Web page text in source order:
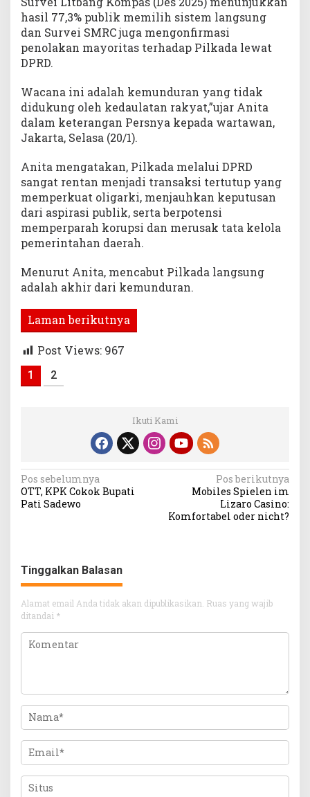
hasil 77,3% publik memilih sistem langsung
dan Survei SMRC juga mengonfirmasi
penolakan mayoritas terhadap Pilkada lewat
DPRD.
Wacana ini adalah kemunduran yang tidak
didukung oleh kedaulatan rakyat,”ujar Anita
dalam keterangan Persnya kepada wartawan,
Jakarta, Selasa (20/1).
Anita mengatakan, Pilkada melalui DPRD
sangat rentan menjadi transaksi tertutup yang
memperkuat oligarki, menjauhkan keputusan
dari aspirasi publik, serta berpotensi
memperparah korupsi dan merusak tata kelola
pemerintahan daerah.
Menurut Anita, mencabut Pilkada langsung
adalah akhir dari kemunduran.
Laman berikutnya
Post Views: 967
1 2
Ikuti Kami
Navigasi
pos
Pos sebelumnya
OTT, KPK Cokok Bupati
Pati Sadewo
Pos berikutnya
Mobiles Spielen im
Lizaro Casino:
Komfortabel oder nicht?
Tinggalkan Balasan
Alamat email Anda tidak akan dipublikasikan. Ruas yang wajib
ditandai *